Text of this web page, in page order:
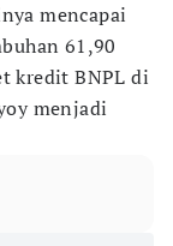
mencapai
61,90
kredit BNPL di
menjadi